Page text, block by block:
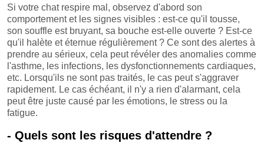
Si votre chat respire mal, observez d'abord son
comportement et les signes visibles : est-ce qu'il tousse,
son souffle est bruyant, sa bouche est-elle ouverte ? Est-ce
qu'il halète et éternue régulièrement ? Ce sont des alertes à
prendre au sérieux, cela peut révéler des anomalies comme
l'asthme, les infections, les dysfonctionnements cardiaques,
etc. Lorsqu'ils ne sont pas traités, le cas peut s'aggraver
rapidement. Le cas échéant, il n'y a rien d'alarmant, cela
peut être juste causé par les émotions, le stress ou la
fatigue.
- Quels sont les risques d'attendre ?